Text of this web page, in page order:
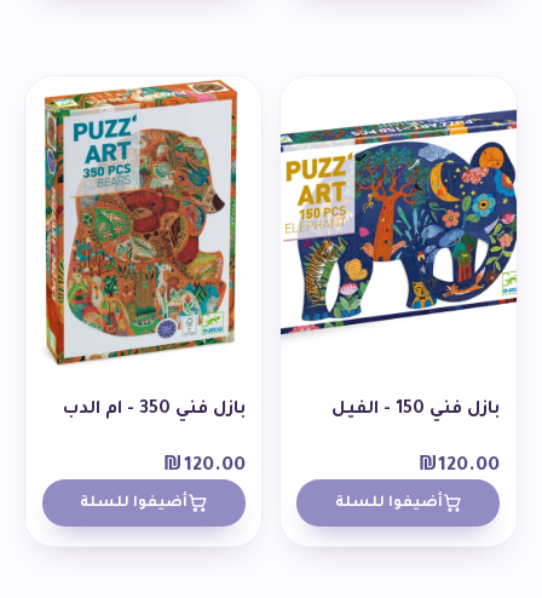
بازل فني 150 - الفيل
₪120.00
أضيفوا للسلة
بازل فني 350 - ام الدب
₪120.00
أضيفوا للسلة